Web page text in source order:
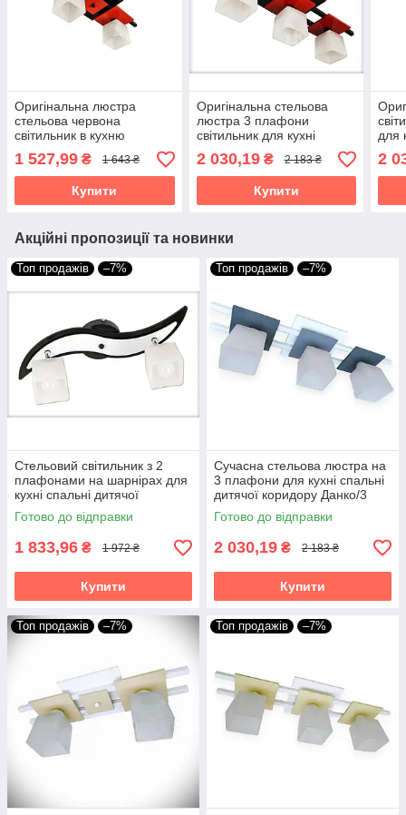
Оригінальна люстра
стельова червона
світильник в кухню
спальню дитячу кімнату
коридор на 2 плафони
Данко/2 чорно червоний
1 527,99 ₴ 1 643 ₴
Купити
Оригінальна стельова
люстра 3 плафони
світильник для кухні
спальні дитячої кімнгати
коридору чорно-червона
Данко/3
2 030,19₴ 2 183 ₴
Купити
для
2
Акційні пропозиції та новинки
Топ продажів –7%
Стельовий світильник з 2
плафонами на шарнірах для
кухні спальні дитячої
коридору гардеробної
Зоряна/2 чорно-біла
Готово до відправки
1 833,96 ₴ 1 972 ₴
Купити
Топ продажів –7%
Сучасна стельова люстра на
3 плафони для кухні спальні
дитячої коридору Данко/3
Готово до відправки
2 030,19 ₴ 2 183 ₴
Купити
Топ продажів –7% Топ продажів –7%